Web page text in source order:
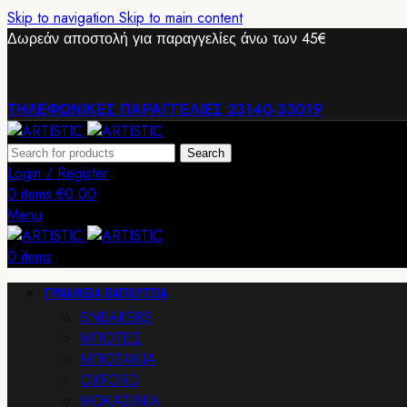
Skip to navigation Skip to main content
Δωρεάν αποστολή για παραγγελίες άνω των 45€
ΤΗΛΕΦΩΝΙΚΕΣ ΠΑΡΑΓΓΕΛΙΕΣ 23140-33019
Search
Login / Register
0 items €0.00
Menu
0 items
ΓΥΝΑΙΚΕΙΑ ΠΑΠΟΥΤΣΙΑ
SNEAKERS
ΜΠΟΤΕΣ
ΜΠΟΤΑΚΙΑ
OXFORD
ΜΟΚΑΣΙΝΙΑ